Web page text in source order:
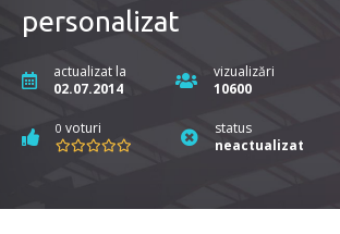
personalizat
actualizat la
02.07.2014
vizualizări
10600
0 voturi
status
neactualizat